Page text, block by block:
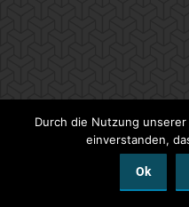
Durch die Nutzung
einverstanden,
Ok